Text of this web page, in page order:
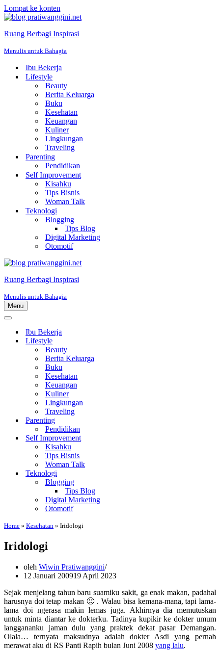
Lompat ke konten
Ruang Berbagi Inspirasi
Menulis untuk Bahagia
Ibu Bekerja
Lifestyle
Beauty
Berita Keluarga
Buku
Kesehatan
Keuangan
Kuliner
Lingkungan
Traveling
Parenting
Pendidikan
Self Improvement
Kisahku
Tips Bisnis
Woman Talk
Teknologi
Blogging
Tips Blog
Digital Marketing
Otomotif
Ruang Berbagi Inspirasi
Menulis untuk Bahagia
Menu
Menu
Menu
NavigasiIbu Bekerja
Lifestyle
Beauty
Berita Keluarga
Buku
Kesehatan
Keuangan
Kuliner
Lingkungan
Traveling
Parenting
Pendidikan
Self Improvement
Kisahku
Tips Bisnis
Woman Talk
Teknologi
Blogging
Tips Blog
Digital Marketing
Otomotif
Home » Kesehatan » Iridologi
Iridologi
oleh Wiwin Pratiwanggini
12 Januari 200919 April 2023
Sejak menjelang tahun baru suamiku sakit, ga enak makan, padahal
harusnya doi tetap makan 🙁 . Walau bisa kemana-mana, tapi lama-
lama doi ngerasa makin lemas juga. Akhirnya dia memutuskan
untuk minta diantar ke dokterku. Tadinya kupikir ke dokter umum
langgananku jaman dulu yang praktek dekat pasar Demangan.
Olala… ternyata maksudnya adalah dokter Asdi yang pernah
merawat aku di RS Panti Rapih bulan Juni 2008 yang lalu.